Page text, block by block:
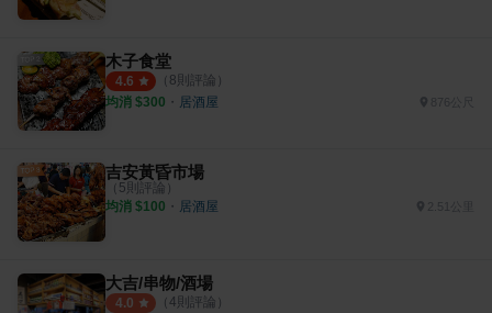
木子食堂
4.6 （ 8則評論）
均消 $300 ・ 居酒屋
吉安黃昏市場
（ 5則評論）
均消 $100 ・ 居酒屋 2.51公里
大吉/串物/酒場
4.0 （ 4則評論）